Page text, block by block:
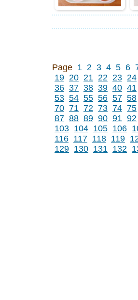
Page 1 2 3 4 5 6
19 20 21 22 23 24
36 37 38 39 40 41
53 54 55 56 57 58
70 71 72 73 74 75
87 88 89 90 91 92
103 104 105 106
116 117 118 119
129 130 131 132